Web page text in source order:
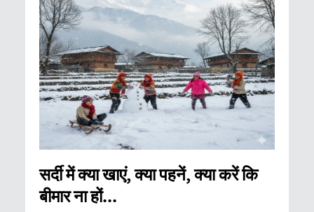
सर्दी में क्या खाएं, क्या पहनें, क्या करें कि
बीमार ना हों...